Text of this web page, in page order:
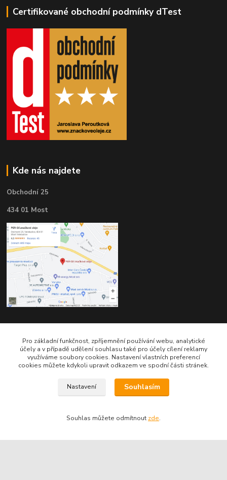
Certifikované obchodní podmínky dTest
Kde nás najdete
Obchodní 25
434 01 Most
Kontakty
info@znackoveoleje.cz
Pro základní funkčnost, zpříjemnění používání webu, analytické
účely a v případě udělení souhlasu také pro účely cílení reklamy
využíváme soubory cookies. Nastavení vlastních preferencí
cookies můžete kdykoli upravit odkazem ve spodní části stránek.
Nastavení Souhlasím
Souhlas můžete odmítnout zde.